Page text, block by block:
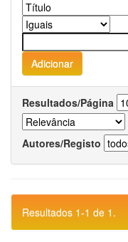
Resultados/Página
Autores/Registo
Resultados 1-1 de 1.